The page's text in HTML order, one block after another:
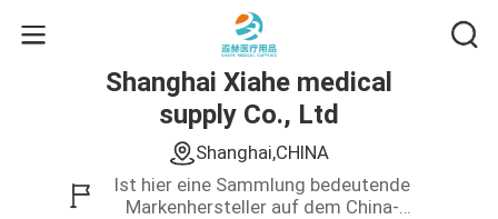
Shanghai Xiahe medical
supply Co., Ltd
Shanghai,CHINA
Ist hier eine Sammlung bedeutende
Markenhersteller auf dem China-